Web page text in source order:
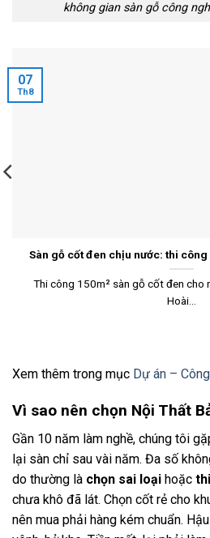
không gian sàn gỗ công
Sàn gỗ cốt đen chịu nước: thi công
Thi công 150m² sàn gỗ cốt đen cho
Hoài...
07
Th8
Xem thêm trong mục Dự án –
Vì sao nên chọn Nội Thất
Gần 10 năm làm nghề, chúng tôi
lại sàn chỉ sau vài năm. Đa số
do thường là chọn sai loại hoặc
chưa khô đã lát. Chọn cốt rẻ cho
nên mua phải hàng kém chuẩn.